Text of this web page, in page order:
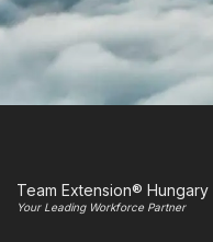
Team Extension® Hungary
Your Leading Workforce Partner